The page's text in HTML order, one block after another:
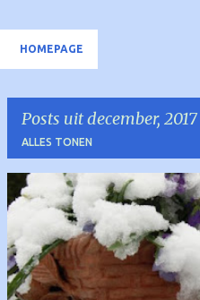
HOMEPAGE
Posts uit december,
ALLES TONEN
P
o
s